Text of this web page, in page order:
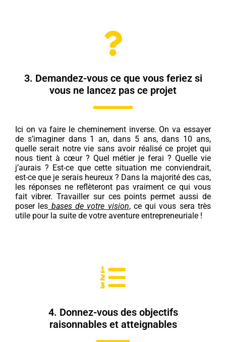
3. Demandez-vous ce que vous feriez si
vous ne lancez pas ce projet
Ici on va faire le cheminement inverse. On va essayer
de s’imaginer dans 1 an, dans 5 ans, dans 10 ans,
quelle serait notre vie sans avoir réalisé ce projet qui
nous tient à cœur ? Quel métier je ferai ? Quelle vie
j’aurais ? Est-ce que cette situation me conviendrait,
est-ce que je serais heureux ? Dans la majorité des cas,
les réponses ne reflèteront pas vraiment ce qui vous
fait vibrer. Travailler sur ces points permet aussi de
poser les bases de votre vision, ce qui vous sera très
utile pour la suite de votre aventure entrepreneuriale !
4. Donnez-vous des objectifs
raisonnables et atteignables